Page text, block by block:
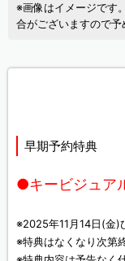
※画像はイメージです
合がございますので予
早期予約特典
●キービジュア
※2025年11月14日(金)
※特典はなくなり次第